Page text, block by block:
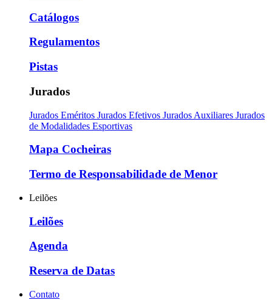
Catálogos
Regulamentos
Pistas
Jurados
Jurados Eméritos Jurados Efetivos Jurados Auxiliares Jurados
de Modalidades Esportivas
Mapa Cocheiras
Termo de Responsabilidade de Menor
Leilões
Leilões
Agenda
Reserva de Datas
Contato